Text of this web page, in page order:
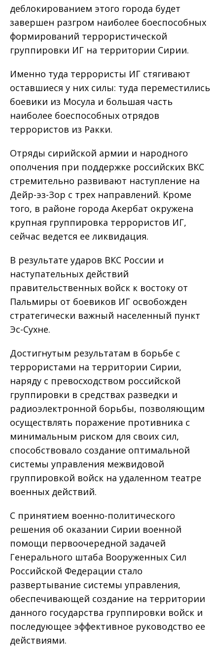
деблокированием этого города будет
завершен разгром наиболее боеспособных
формирований террористической
группировки ИГ на территории Сирии.
Именно туда террористы ИГ стягивают
оставшиеся у них силы: туда переместились
боевики из Мосула и большая часть
наиболее боеспособных отрядов
террористов из Ракки.
Отряды сирийской армии и народного
ополчения при поддержке российских ВКС
стремительно развивают наступление на
Дейр-эз-Зор с трех направлений. Кроме
того, в районе города Акербат окружена
крупная группировка террористов ИГ,
сейчас ведется ее ликвидация.
В результате ударов ВКС России и
наступательных действий
правительственных войск к востоку от
Пальмиры от боевиков ИГ освобожден
стратегически важный населенный пункт
Эс-Сухне.
Достигнутым результатам в борьбе с
террористами на территории Сирии,
наряду с превосходством российской
группировки в средствах разведки и
радиоэлектронной борьбы, позволяющим
осуществлять поражение противника с
минимальным риском для своих сил,
способствовало создание оптимальной
системы управления межвидовой
группировкой войск на удаленном театре
военных действий.
С принятием военно-политического
решения об оказании Сирии военной
помощи первоочередной задачей
Генерального штаба Вооруженных Сил
Российской Федерации стало
развертывание системы управления,
обеспечивающей создание на территории
данного государства группировки войск и
последующее эффективное руководство ее
действиями.